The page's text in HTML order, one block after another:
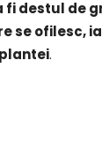
fi destul de
se ofilesc,
.